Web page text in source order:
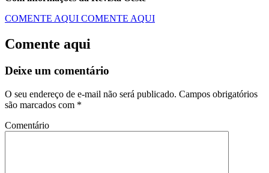
COMENTE AQUI COMENTE AQUI
Comente aqui
Deixe um comentário
O seu endereço de e-mail não será publicado. Campos obrigatórios
são marcados com *
Comentário